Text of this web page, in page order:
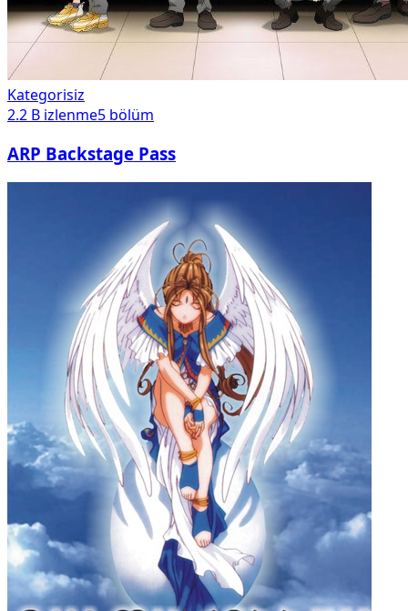
Kategorisiz
2.2 B izlenme5 bölüm
ARP Backstage Pass